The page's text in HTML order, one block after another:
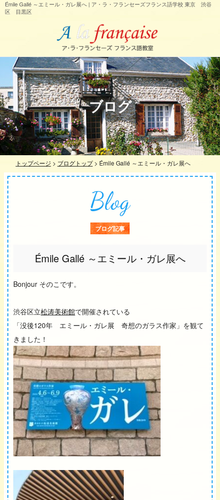
Émile Gallé ～エミール・ガレ展へ | ア・ラ・フランセーズフランス語学校 東京 渋谷
区 目黒区
ブログ
トップページ > ブログトップ> Émile Gallé ～エミール・ガレ展へ
Blog
ブログ記事
Émile Gallé ～エミール・ガレ展へ
Bonjour そのこです。
渋谷区立松涛美術館で開催されている
「没後120年 エミール・ガレ展 奇想のガラス作家」を観て
きました！